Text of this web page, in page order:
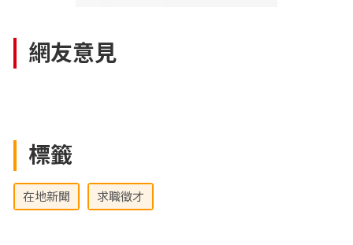
網友意見
標籤
在地新聞 求職徵才